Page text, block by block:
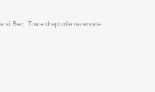
si Bec. Toate drepturile rezervate.